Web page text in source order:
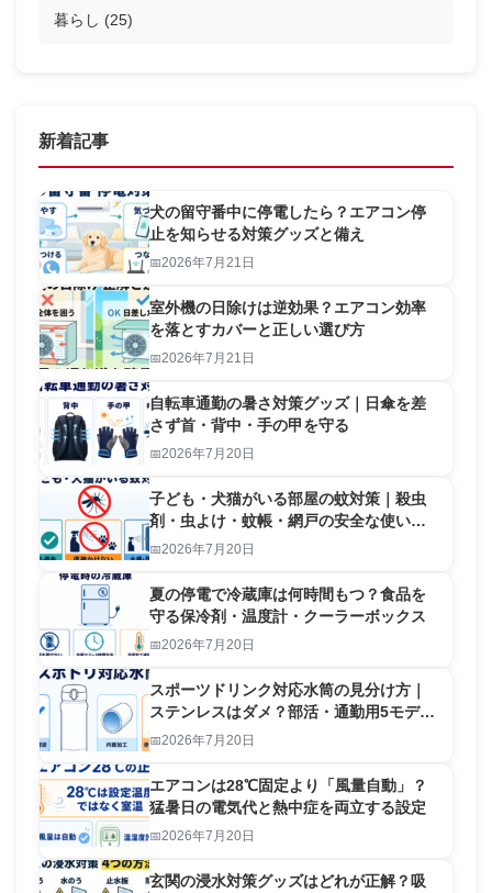
暮らし (25)
新着記事
犬の留守番中に停電したら？エアコン停
止を知らせる対策グッズと備え
2026年7月21日
室外機の日除けは逆効果？エアコン効率
を落とすカバーと正しい選び方
2026年7月21日
自転車通勤の暑さ対策グッズ｜日傘を差
さず首・背中・手の甲を守る
2026年7月20日
子ども・犬猫がいる部屋の蚊対策｜殺虫
剤・虫よけ・蚊帳・網戸の安全な使い分
け2026年7月20日
夏の停電で冷蔵庫は何時間もつ？食品を
守る保冷剤・温度計・クーラーボックス
2026年7月20日
スポーツドリンク対応水筒の見分け方｜
ステンレスはダメ？部活・通勤用5モデル
比較
2026年7月20日
エアコンは28℃固定より「風量自動」？
猛暑日の電気代と熱中症を両立する設定
2026年7月20日
玄関の浸水対策グッズはどれが正解？吸